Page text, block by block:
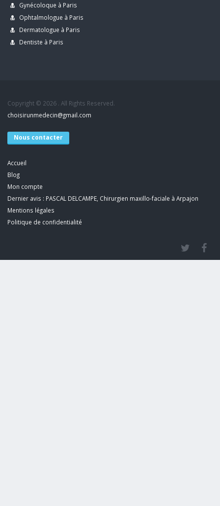
Gynécoloque à Paris
Ophtalmologue à Paris
Dermatologue à Paris
Dentiste à Paris
Copyright © 2026 . All Rights Reserved.
choisirunmedecin@gmail.com
Nous contacter
Accueil
Blog
Mon compte
Dernier avis : PASCAL DELCAMPE, Chirurgien maxillo-faciale à Arpajon
Mentions légales
Politique de confidentialité